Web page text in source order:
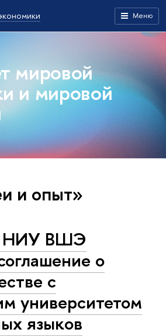
Меню
мировой
и мировой
и опыт»
ВШЭ
о
с
университетом
языков